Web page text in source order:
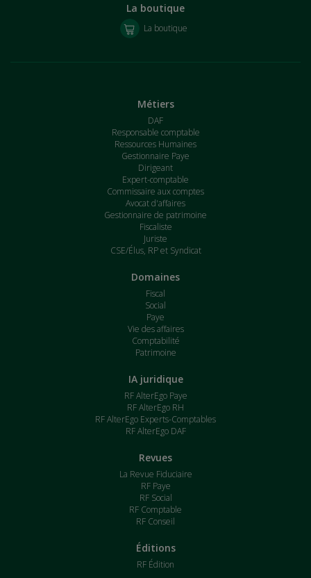
La boutique
La boutique
Métiers
DAF
Responsable comptable
Ressources Humaines
Gestionnaire Paye
Dirigeant
Expert-comptable
Commissaire aux comptes
Avocat d'affaires
Gestionnaire de patrimoine
Fiscaliste
Juriste
CSE/Élus, RP et Syndicat
Domaines
Fiscal
Social
Paye
Vie des affaires
Comptabilité
Patrimoine
IA juridique
RF AlterEgo Paye
RF AlterEgo RH
RF AlterEgo Experts-Comptables
RF AlterEgo DAF
Revues
La Revue Fiduciaire
RF Paye
RF Social
RF Comptable
RF Conseil
Éditions
RF Édition